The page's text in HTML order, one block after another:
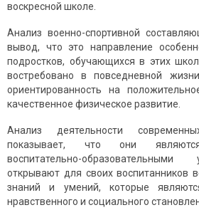
воскресной школе.
Анализ военно-спортивной
вывод, что это направление
подростков, обучающихся в этих
востребовано в повседневной
ориентированность на
качественное физическое развитие.
Анализ деятельности
показывает, что они являются
воспитательно-
открывают для своих воспитанников
знаний и умений, которые
нравственного и социального